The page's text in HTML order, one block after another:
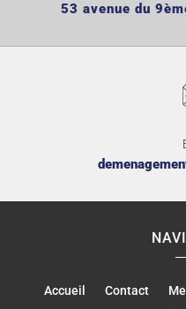
53 avenue du
Accueil Contact